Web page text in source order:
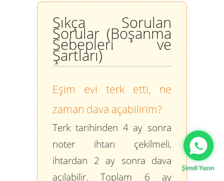
Şimdi Yazın
Sıkça Sorulan
Sorular (Boşanma
Sebepleri ve
Şartları)
Eşim evi terk etti, ne
zaman dava açabilirim?
Terk tarihinden 4 ay sonra
noter ihtarı çekilmeli,
ihtardan 2 ay sonra dava
açılabilir. Toplam 6 ay
Gizlilik Politikası